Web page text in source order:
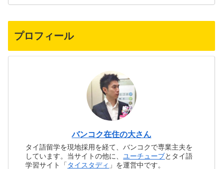
プロフィール
バンコク在住の大さん
タイ語留学を現地採用を経て、バンコクで専業主夫を
しています。当サイトの他に、ユーチューブとタイ語
学習サイト「 タイスタディ 」を運営中です。